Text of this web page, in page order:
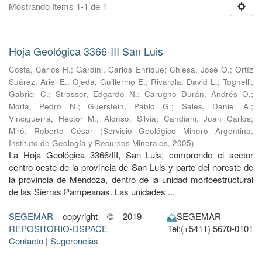
Mostrando ítems 1-1 de 1
Hoja Geológica 3366-III San Luis
Costa, Carlos H.;Gardini, Carlos Enrique; Chiesa, José O.;Ortíz
Suárez, Ariel E.; Ojeda, Guillermo E.; Rivarola, David L.; Tognelli,
Gabriel C.; Strasser, Edgardo N.; Carugno Durán, Andrés O.;
Morla, Pedro N.; Guerstein, Pablo G.; Sales, Daniel A.;
Vinciguerra, Héctor M.;Alonso, Silvia; Candiani, Juan Carlos;
Miró, Roberto César
(Servicio Geológico Minero Argentino.
Instituto de Geología y Recursos Minerales, 2005)
La Hoja Geológica 3366/III, San Luis, comprende el sector
centro oeste de la provincia de San Luis y parte del noreste de
la provincia de Mendoza, dentro de la unidad morfoestructural
de las Sierras Pampeanas. Las unidades ...
SEGEMAR copyright © 2019
REPOSITORIO-DSPACE
Contacto | Sugerencias
SEGEMAR
Tel:(+5411) 5670-0101